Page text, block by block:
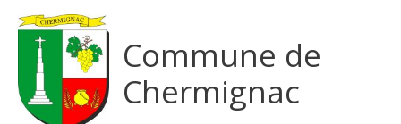
Commune de
Chermignac